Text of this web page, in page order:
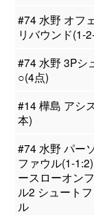
#74 水野 オフ
リバウンド(1-
#74 水野 3Pシ
○(4点)
#14 樺島 アシ
本)
#74 水野 パー
ファウル(1-
ースローオン
ル2 シュート
ル